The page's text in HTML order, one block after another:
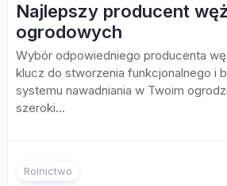
Najlepszy producent
ogrodowych
Wybór odpowiedniego producenta
klucz do stworzenia funkcjonalnego i
systemu nawadniania w Twoim
szeroki...
Rolnictwo